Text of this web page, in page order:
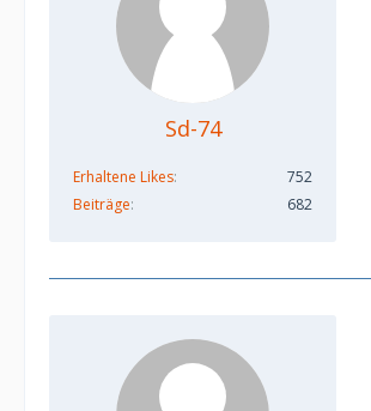
Sd-74
Erhaltene Likes
752
Beiträge
682